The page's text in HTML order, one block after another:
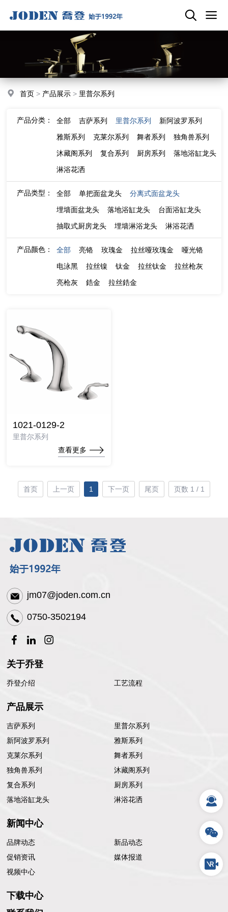
首页 > 产品展示 > 里普尔系列
产品分类： 全部 吉萨系列 里普尔系列
新阿波罗系列
雅斯系列
克莱尔系列 舞者系列
独角兽系列
沐藏阁系列
复合系列 厨房系列
落地浴缸龙头
淋浴花洒
产品类型： 全部 单把面盆龙头
分离式面盆龙头
埋墙面盆龙头
落地浴缸龙头
台面浴缸龙头
抽取式厨房龙头
埋墙淋浴龙头 淋浴花洒
产品颜色： 全部 亮铬 玫瑰金 拉丝哑玫瑰金
哑光铬
电泳黑
拉丝镍 钛金 拉丝钛金
拉丝枪灰
亮枪灰
鋯金 拉丝鋯金
1021-0129-2
里普尔系列
查看更多
首页 上一页 1 下一页 尾页 页数 1 / 1
jm07@joden.com.cn
0750-3502194
关于乔登
乔登介绍 工艺流程
产品展示
吉萨系列
里普尔系列
新阿波罗系列
雅斯系列
克莱尔系列
舞者系列
独角兽系列
沐藏阁系列
复合系列
厨房系列
落地浴缸龙头
淋浴花洒
新闻中心
品牌动态
新品动态
促销资讯
媒体报道
视频中心
下载中心